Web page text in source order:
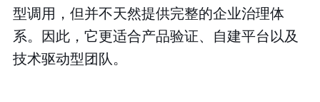
型调用，但并不天然提供完整的企业治理体
系。因此，它更适合产品验证、自建平台以及
技术驱动型团队。